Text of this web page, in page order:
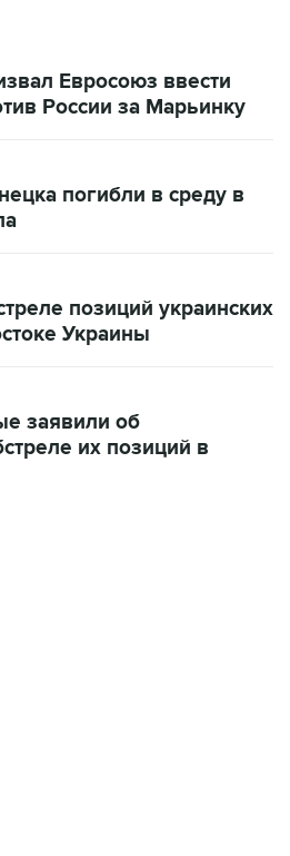
Евросоюз ввести
России за Марьинку
погибли в среду в
позиций украинских
Украины
заявили об
их позиций в